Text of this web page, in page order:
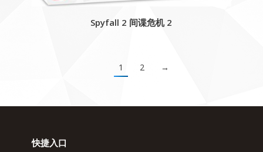
Spyfall 2 间谍危机 2
1 2 →
快捷入口